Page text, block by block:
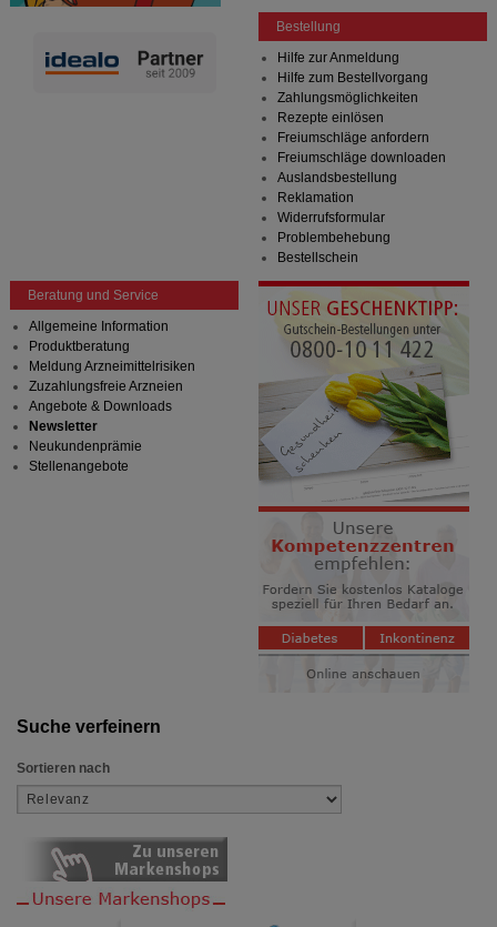
Suche verfeinern
Sortieren nach
Bestellung
Hilfe zur Anmeldung
Hilfe zum Bestellvorgang
Zahlungsmöglichkeiten
Rezepte einlösen
Freiumschläge anfordern
Freiumschläge downloaden
Auslandsbestellung
Reklamation
Widerrufsformular
Problembehebung
Bestellschein
Beratung und Service
Allgemeine Information
Produktberatung
Meldung Arzneimittelrisiken
Zuzahlungsfreie Arzneien
Angebote & Downloads
Newsletter
Neukundenprämie
Stellenangebote